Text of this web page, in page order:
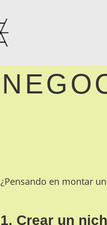
¿Pensando en montar
1. Crear un